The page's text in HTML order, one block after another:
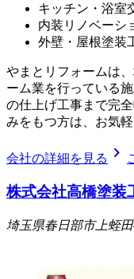
キッチン・浴室
内装リノベーシ
外壁・屋根塗装
やまとリフォームは
ーム業を行っている
の仕上げ工事まで完
みをもつ方は、お気
会社の詳細を見る chevron_right
株式会社高橋塗装
埼玉県春日部市上蛭田